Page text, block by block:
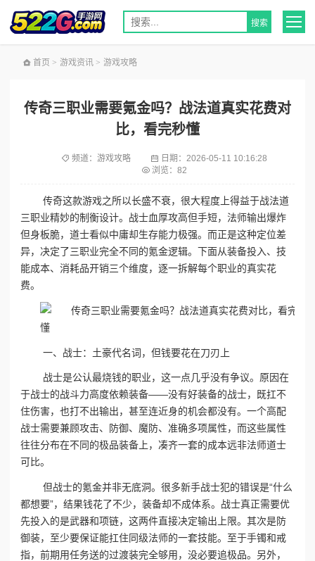
首页 > 游戏资讯 > 游戏攻略
传奇三职业需要氪金吗？战法道真实花费对
比，看完秒懂
频道： 游戏攻略 日期： 2026-05-11 10:16:28
浏览：82
传奇这款游戏之所以长盛不衰，很大程度上得益于战法道
三职业精妙的制衡设计。战士血厚攻高但手短，法师输出爆炸
但身板脆，道士看似中庸却生存能力极强。而正是这种定位差
异，决定了三职业完全不同的氪金逻辑。下面从装备投入、技
能成本、消耗品开销三个维度，逐一拆解每个职业的真实花
费。
一、战士：土豪代名词，但钱要花在刀刃上
战士是公认最烧钱的职业，这一点几乎没有争议。原因在
于战士的战斗力高度依赖装备——没有好装备的战士，既扛不
住伤害，也打不出输出，甚至连近身的机会都没有。一个高配
战士需要兼顾攻击、防御、魔防、准确多项属性，而这些属性
往往分布在不同的极品装备上，凑齐一套的成本远非法师道士
可比。
但战士的氪金并非无底洞。很多新手战士犯的错误是“什么
都想要”，结果钱花了不少，装备却不成体系。战士真正需要优
先投入的是武器和项链，这两件直接决定输出上限。其次是防
御装，至少要保证能扛住同级法师的一套技能。至于手镯和戒
指，前期用任务送的过渡装完全够用，没必要追极品。另外，